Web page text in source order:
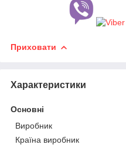
Приховати
Характеристики
Основні
Виробник
Країна виробник